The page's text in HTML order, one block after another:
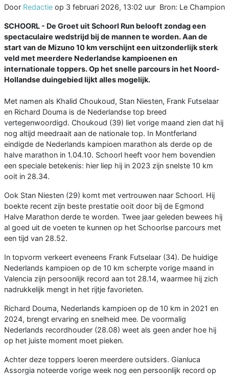
Door Redactie op 3 februari 2026, 13:02 uur Bron: Le Champion
SCHOORL - De Groet uit Schoorl Run belooft zondag een
spectaculaire wedstrijd bij de mannen te worden. Aan de
start van de Mizuno 10 km verschijnt een uitzonderlijk sterk
veld met meerdere Nederlandse kampioenen en
internationale toppers. Op het snelle parcours in het Noord-
Hollandse duingebied lijkt alles mogelijk.
Met namen als Khalid Choukoud, Stan Niesten, Frank Futselaar
en Richard Douma is de Nederlandse top breed
vertegenwoordigd. Choukoud (39) liet vorige maand zien dat hij
nog altijd meedraait aan de nationale top. In Montferland
eindigde de Nederlands kampioen marathon als derde op de
halve marathon in 1.04.10. Schoorl heeft voor hem bovendien
een speciale betekenis: hier liep hij in 2023 zijn snelste 10 km
ooit in 28.34.
Ook Stan Niesten (29) komt met vertrouwen naar Schoorl. Hij
boekte recent zijn beste prestatie ooit door bij de Egmond
Halve Marathon derde te worden. Twee jaar geleden bewees hij
al goed uit de voeten te kunnen op het Schoorlse parcours met
een tijd van 28.52.
In topvorm verkeert eveneens Frank Futselaar (34). De huidige
Nederlands kampioen op de 10 km scherpte vorige maand in
Valencia zijn persoonlijk record aan tot 28.14, waarmee hij zich
nadrukkelijk mengt in het rijtje favorieten.
Richard Douma, Nederlands kampioen op de 10 km in 2021 en
2024, brengt ervaring en snelheid mee. De voormalig
Nederlands recordhouder (28.08) weet als geen ander hoe hij
op het juiste moment moet pieken.
Achter deze toppers loeren meerdere outsiders. Gianluca
Assorgia noteerde vorige week nog een persoonlijk record op